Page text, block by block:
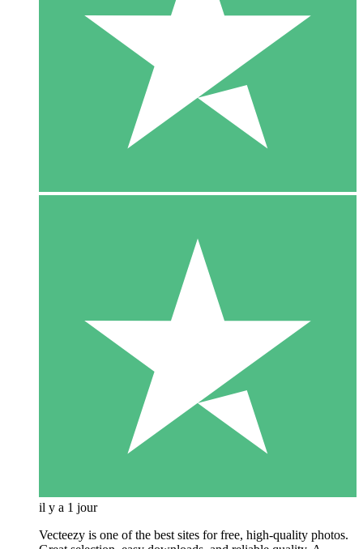
il y a 1 jour
Vecteezy is one of the best sites for free, high‑quality photos.